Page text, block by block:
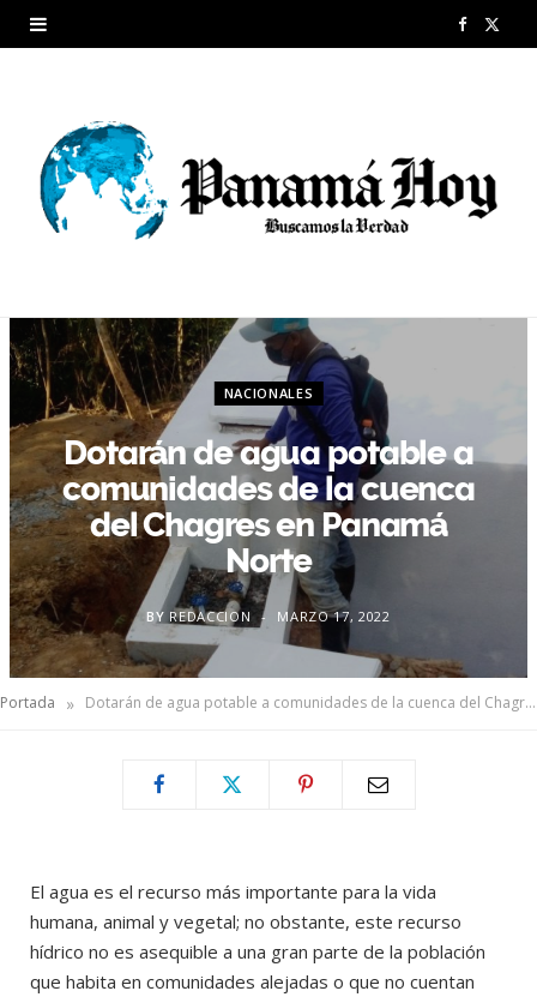
F
b
NACIONALES
Dotarán de agua potable a
comunidades de la cuenca
del Chagres en Panamá
Norte
BY REDACCION MARZO 17, 2022
Portada » Dotarán de agua potable a comunidades de la cuenca del Chagres en Panamá Norte
El agua es el recurso más importante para la vida
humana, animal y vegetal; no obstante, este recurso
hídrico no es asequible a una gran parte de la población
que habita en comunidades alejadas o que no cuentan